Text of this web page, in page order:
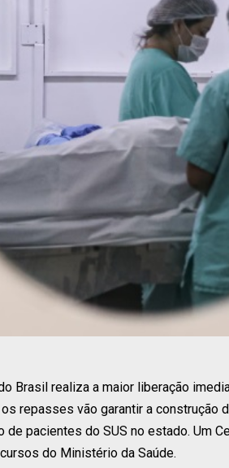
Brasil realiza a maior liberação
repasses vão garantir a construção
de pacientes do SUS no estado. Um
do Ministério da Saúde.